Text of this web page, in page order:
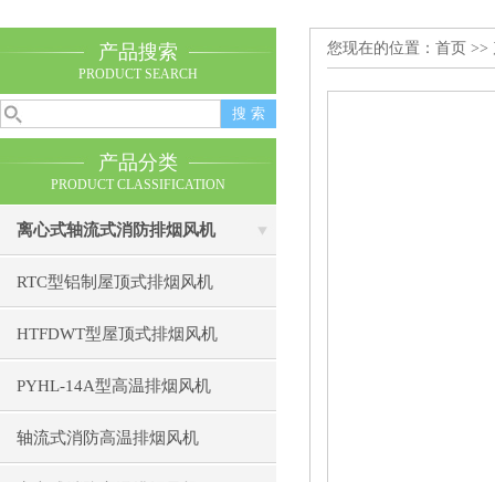
产品搜索
PRODUCT SEARCH
产品分类
PRODUCT CLASSIFICATION
离心式轴流式消防排烟风机
RTC型铝制屋顶式排烟风机
HTFDWT型屋顶式排烟风机
PYHL-14A型高温排烟风机
轴流式消防高温排烟风机
您现在的位置： 首页 >>